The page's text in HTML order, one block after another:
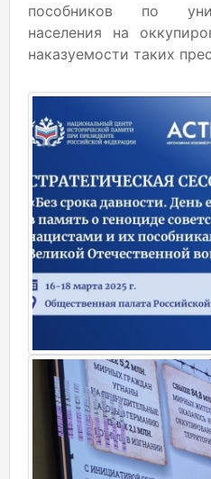
пособников по
населения на
наказуемости таких